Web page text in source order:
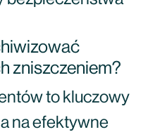
zniszczeniem?
to kluczowy
na efektywne